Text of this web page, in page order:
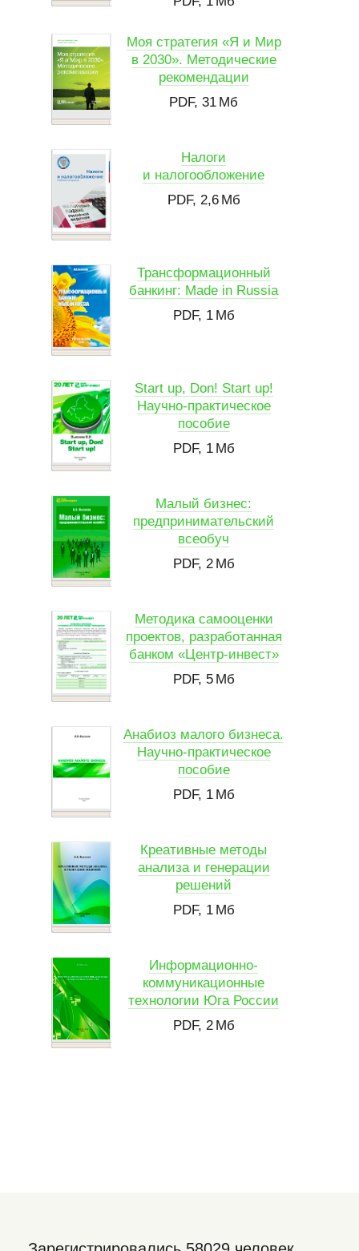
Моя стратегия «Я и Мир
в 2030». Методические
рекомендации
PDF, 31 Мб
Налоги
и налогообложение
PDF, 2,6 Мб
Трансформационный
банкинг: Made in Russia
PDF, 1 Мб
Start up, Don! Start up!
Научно-практическое
пособие
PDF, 1 Мб
Малый бизнес:
предпринимательский
всеобуч
PDF, 2 Мб
Методика самооценки
проектов, разработанная
банком «Центр-инвест»
PDF, 5 Мб
Анабиоз малого бизнеса.
Научно-практическое
пособие
PDF, 1 Мб
Креативные методы
анализа и генерации
решений
PDF, 1 Мб
Информационно-
коммуникационные
технологии Юга России
PDF, 2 Мб